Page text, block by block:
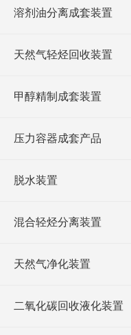
溶剂油分离成套装置
天然气轻烃回收装置
甲醇精制成套装置
压力容器成套产品
脱水装置
混合轻烃分离装置
天然气净化装置
二氧化碳回收液化装置